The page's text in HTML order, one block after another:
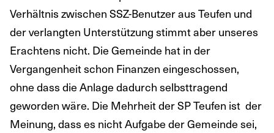
Verhältnis zwischen SSZ-Benutzer aus Teufen und
der verlangten Unterstützung stimmt aber unseres
Erachtens nicht. Die Gemeinde hat in der
Vergangenheit schon Finanzen eingeschossen,
ohne dass die Anlage dadurch selbsttragend
geworden wäre. Die Mehrheit der SP Teufen ist der
Meinung, dass es nicht Aufgabe der Gemeinde sei,